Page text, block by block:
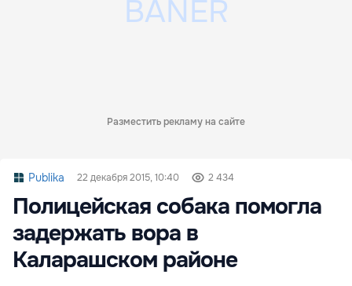
Разместить рекламу на сайте
Publika 22 декабря 2015, 10:40 2 434
Полицейская собака помогла
задержать вора в
Каларашском районе